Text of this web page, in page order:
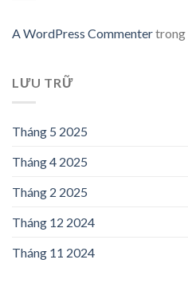
A WordPress Commentertrong
LƯU TRỮ
Tháng 5 2025
Tháng 4 2025
Tháng 2 2025
Tháng 12 2024
Tháng 11 2024